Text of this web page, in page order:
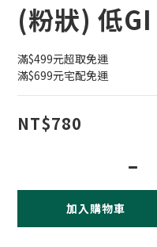
(粉狀) 低
滿$499元超取免運
滿$699元宅配免運
NT$780
加入購物車